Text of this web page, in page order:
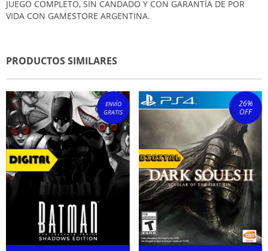
JUEGO COMPLETO, SIN CANDADO Y CON GARANTÍA DE POR
VIDA CON GAMESTORE ARGENTINA.
PRODUCTOS SIMILARES
ENVÍO
GRATIS
26%
OFF